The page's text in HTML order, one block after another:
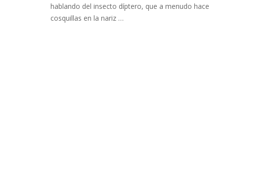
hablando del insecto díptero, que a menudo hace
cosquillas en la nariz …